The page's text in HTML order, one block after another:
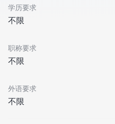
学历要求
不限
职称要求
不限
外语要求
不限